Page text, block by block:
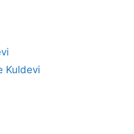
Kuldevi